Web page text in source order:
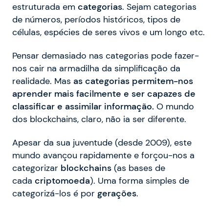
estruturada em categorias. Sejam categorias
de números, períodos históricos, tipos de
células, espécies de seres vivos e um longo etc.
Pensar demasiado nas categorias pode fazer-
nos cair na armadilha da simplificação da
realidade. Mas as categorias permitem-nos
aprender mais facilmente e ser capazes de
classificar e assimilar informação. O mundo
dos blockchains, claro, não ia ser diferente.
Apesar da sua juventude (desde 2009), este
mundo avançou rapidamente e forçou-nos a
categorizar blockchains (as bases de
cada criptomoeda). Uma forma simples de
categorizá-los é por gerações.